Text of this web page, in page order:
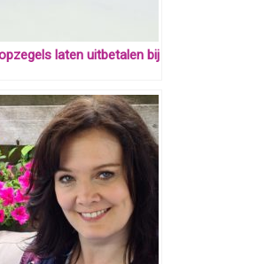
laten uitbetalen bij